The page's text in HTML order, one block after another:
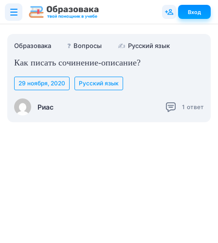
Образовака ❓ Вопросы ✍ Русский язык
Как писать сочинение-описание?
Риас
29 ноября, 2020 Русский язык
1 ответ
Вход